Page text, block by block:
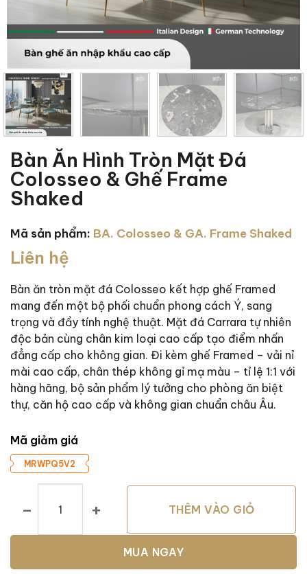
Bàn Ăn Hình Tròn Mặt Đá
Colosseo & Ghế Frame
Shaked
Mã sản phẩm: BA. Colosseo & GA. Frame Shaked
Liên hệ
Bàn ăn tròn mặt đá Colosseo kết hợp ghế Framed
mang đến một bộ phối chuẩn phong cách Ý, sang
trọng và đầy tính nghệ thuật. Mặt đá Carrara tự nhiên
độc bản cùng chân kim loại cao cấp tạo điểm nhấn
đẳng cấp cho không gian. Đi kèm ghế Framed – vải nỉ
mài cao cấp, chân thép không gỉ mạ màu – tỉ lệ 1:1 với
hàng hãng, bộ sản phẩm lý tưởng cho phòng ăn biệt
thự, căn hộ cao cấp và không gian chuẩn châu Âu.
Mã giảm giá
MRWPQ5V2
Bàn Ăn Hình Tròn Mặt Đá Colosseo & Ghế Frame Shaked
THÊM VÀO GIỎ
MUA NGAY